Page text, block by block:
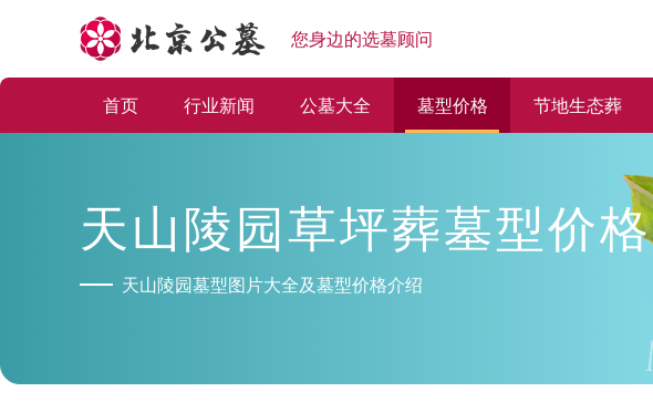
您身边的选墓顾问
首页 行业新闻 公墓大全 墓型价格 节地生态葬
天山陵园草坪葬墓型价格
天山陵园墓型图片大全及墓型价格介绍